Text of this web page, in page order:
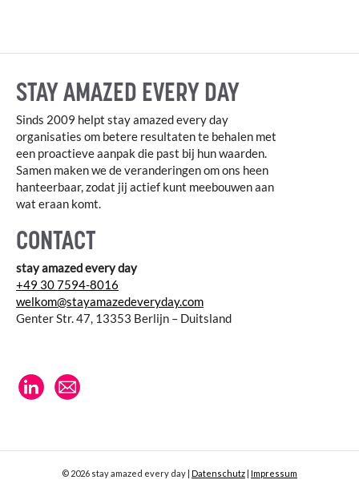
STAY AMAZED EVERY DAY
Sinds 2009 helpt stay amazed every day
organisaties om betere resultaten te behalen met
een proactieve aanpak die past bij hun waarden.
Samen maken we de veranderingen om ons heen
hanteerbaar, zodat jij actief kunt meebouwen aan
wat eraan komt.
CONTACT
stay amazed every day
+49 30 7594-8016
welkom@stayamazedeveryday.com
Genter Str. 47, 13353 Berlijn – Duitsland
© 2026 stay amazed every day | Datenschutz | Impressum